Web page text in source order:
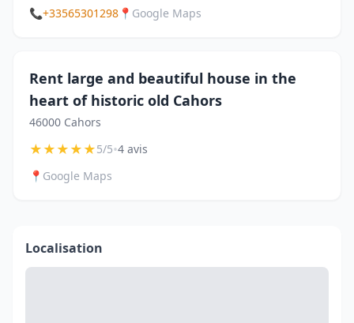
📞+33565301298 📍 Google Maps
Rent large and beautiful house in the
heart of historic old Cahors
46000 Cahors
★★★★★5/5•4 avis
📍 Google Maps
Localisation